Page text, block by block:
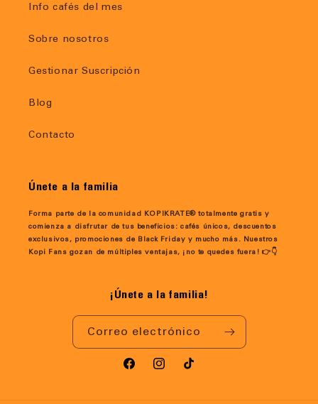
Info cafés del mes
Sobre nosotros
Gestionar Suscripción
Blog
Contacto
Únete a la familia
Forma parte de la comunidad KOPIKRATE® totalmente gratis y
comienza a disfrutar de tus beneficios: cafés únicos, descuentos
exclusivos, promociones de Black Friday y mucho más. Nuestros
Kopi Fans gozan de múltiples ventajas, ¡no te quedes fuera! 👉👇
¡Únete a la familia!
Correo electrónico
FacebookInstagramTikTok